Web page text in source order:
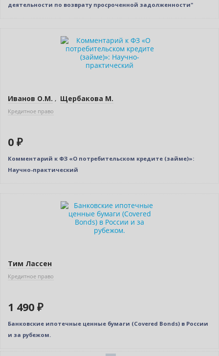
деятельности по возврату просроченной задолженности"
Иванов О.М. , Щербакова М.
Кредитное право
0 ₽
Комментарий к ФЗ «О потребительском кредите (займе)»:
Научно-практический
Тим Лассен
Кредитное право
1 490 ₽
Банковские ипотечные ценные бумаги (Сovered Bonds) в России
и за рубежом.